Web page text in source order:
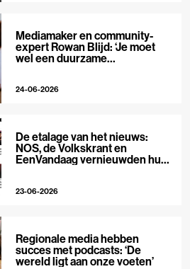
Mediamaker en community-
expert Rowan Blijd: ‘Je moet
wel een duurzame
24-06-2026
De etalage van het nieuws:
NOS, de Volkskrant en
EenVandaag vernieuwden hun
23-06-2026
Regionale media hebben
succes met podcasts: ‘De
wereld ligt aan onze voeten’